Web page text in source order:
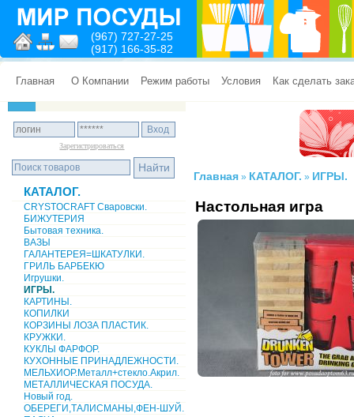
(967) 727-27-25
(917) 166-35-82
Главная О Компании Режим работы Условия Как сделать
Зарегистрироваться
КАТАЛОГ.
CRYSTOCRAFT Сваровски.
БИЖУТЕРИЯ
Бытовая техника.
ВАЗЫ
ГАЛАНТЕРЕЯ=ШКАТУЛКИ.
ГРИЛЬ БАРБЕКЮ
Игрушки.
ИГРЫ.
КАРТИНЫ.
КОПИЛКИ
КОРЗИНЫ ЛОЗА ПЛАСТИК.
КРУЖКИ.
КУКЛЫ ФАРФОР.
КУХОННЫЕ ПРИНАДЛЕЖНОСТИ.
МЕЛЬХИОР.Металл+стекло.Акрил.
МЕТАЛЛИЧЕСКАЯ ПОСУДА.
Новый год.
ОБЕРЕГИ,ТАЛИСМАНЫ,ФЕН-ШУЙ.
Главная » КАТАЛОГ. » ИГРЫ.
Настольная игра